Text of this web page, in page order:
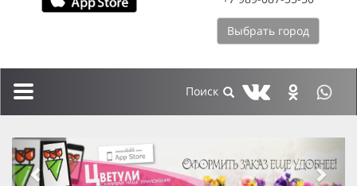
Выбрать город
Toggle
previous